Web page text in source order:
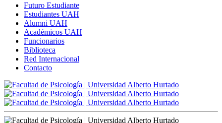
Futuro Estudiante
Estudiantes UAH
Alumni UAH
Académicos UAH
Funcionarios
Biblioteca
Red Internacional
Contacto